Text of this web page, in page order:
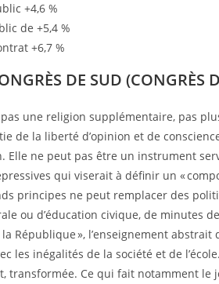
+4,6 %
de +5,4 %
+6,7 %
DE SUD (CONGRÈS
pas une religion supplémentaire, pas
de la liberté d’opinion et de
Elle ne peut pas être un instrument
qui viserait à définir un «
principes ne peut remplacer des
ou d’éducation civique, de minutes
République », l’enseignement abstrait
les inégalités de la société et de
transformée. Ce qui fait notamment le